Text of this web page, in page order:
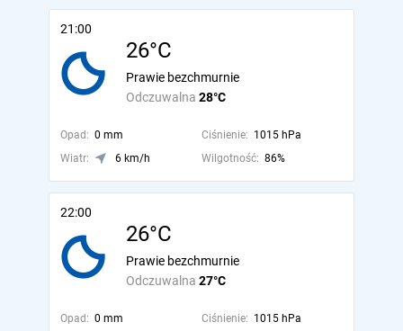
21:00
26°C
Odczuwalna 28°C
Prawie bezchmurnie
Opad: 0 mm Ciśnienie: 1015 hPa
Wiatr:
6 km/h Wilgotność: 86%
22:00
26°C
Odczuwalna 27°C
Prawie bezchmurnie
Opad: 0 mm Ciśnienie: 1015 hPa